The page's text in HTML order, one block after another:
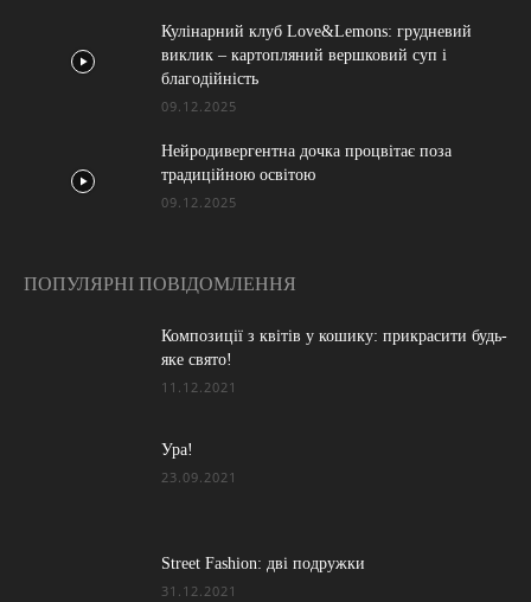
Кулінарний клуб Love&Lemons: грудневий
виклик – картопляний вершковий суп і
благодійність
09.12.2025
Нейродивергентна дочка процвітає поза
традиційною освітою
09.12.2025
ПОПУЛЯРНІ ПОВІДОМЛЕННЯ
Композиції з квітів у кошику: прикрасити будь-
яке свято!
11.12.2021
Ура!
23.09.2021
Street Fashion: дві подружки
31.12.2021